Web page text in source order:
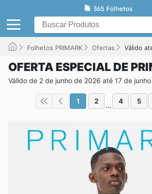
Folhetos PRIMARK Ofertas Válido
OFERTA ESPECIAL DE
Válido de 2 de junho de 2026 até 17 de
1 2 ... 4 5